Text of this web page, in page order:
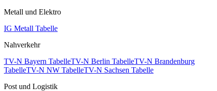
Metall und Elektro
IG Metall Tabelle
Nahverkehr
TV-N Bayern TabelleTV-N Berlin TabelleTV-N Brandenburg
TabelleTV-N NW TabelleTV-N Sachsen Tabelle
Post und Logistik